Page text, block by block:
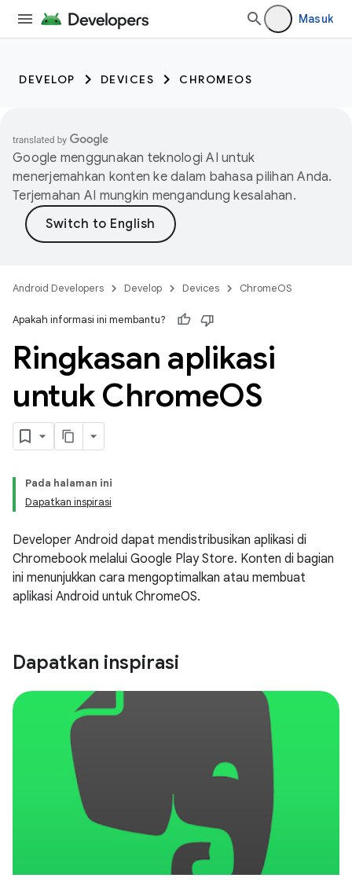
Masuk
DEVELOP DEVICES CHROMEOS
Google menggunakan teknologi AI untuk
menerjemahkan konten ke dalam bahasa pilihan Anda.
Terjemahan AI mungkin mengandung kesalahan.
Android Developers Develop Devices ChromeOS
Apakah informasi ini membantu?
Ringkasan aplikasi
untuk ChromeOS
Pada halaman ini
Dapatkan inspirasi
Developer Android dapat mendistribusikan aplikasi di
Chromebook melalui Google Play Store. Konten di bagian
ini menunjukkan cara mengoptimalkan atau membuat
aplikasi Android untuk ChromeOS.
Dapatkan inspirasi